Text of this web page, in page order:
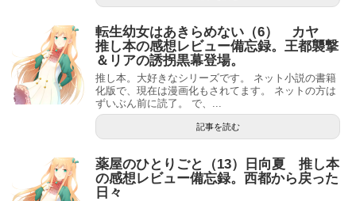
転生幼女はあきらめない（6） カヤ
推し本の感想レビュー備忘録。王都襲撃
＆リアの誘拐黒幕登場。
推し本。大好きなシリーズです。 ネット小説の書籍
化版で、現在は漫画化もされてます。 ネットの方は
ずいぶん前に読了。 で、...
記事を読む
薬屋のひとりごと（13）日向夏 推し本
の感想レビュー備忘録。西都から戻った
日々